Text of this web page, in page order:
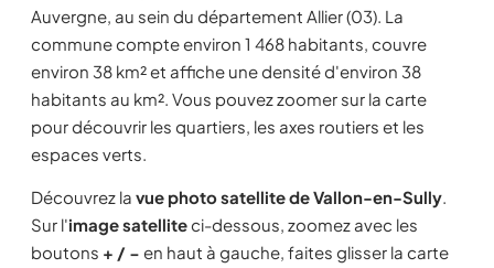
Auvergne, au sein du département Allier (03). La
commune compte environ 1 468 habitants, couvre
environ 38 km² et affiche une densité d'environ 38
habitants au km². Vous pouvez zoomer sur la carte
pour découvrir les quartiers, les axes routiers et les
espaces verts.
Découvrez la vue photo satellite de Vallon-en-Sully.
Sur l'image satelliteci-dessous, zoomez avec les
boutons + / − en haut à gauche, faites glisser la carte